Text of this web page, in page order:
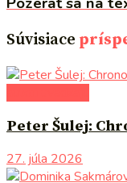
Súvisiace
Peter Šulej:
27. júla 2026